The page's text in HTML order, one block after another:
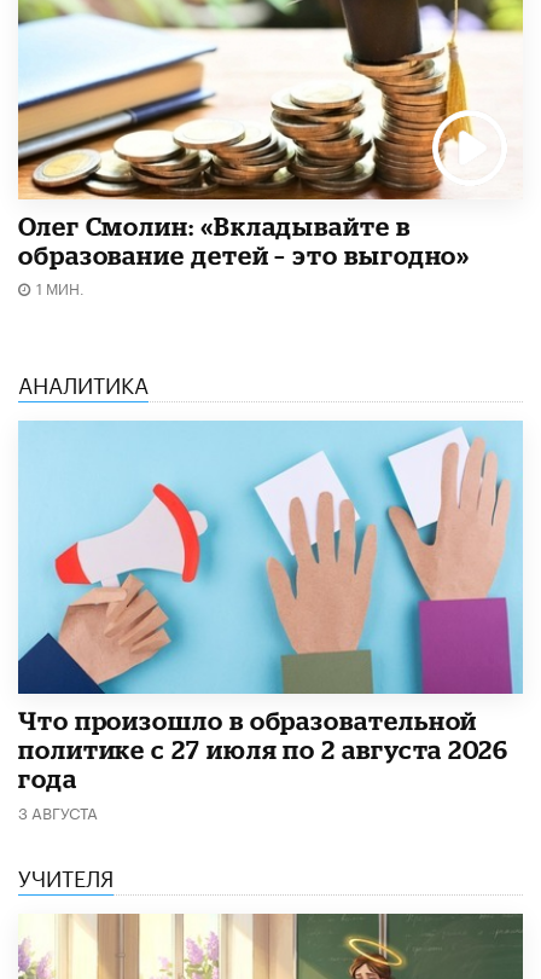
Олег Смолин: «Вкладывайте в
образование детей – это выгодно»
1 МИН.
АНАЛИТИКА
​Что произошло в образовательной
политике с 27 июля по 2 августа 2026
года
3 АВГУСТА
УЧИТЕЛЯ